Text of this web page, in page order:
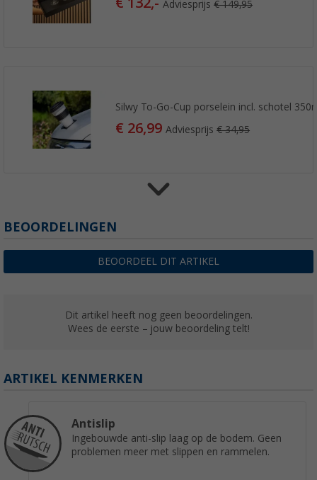
Adviesprijs€ 149,95
Silwy To-Go-Cup porselein incl. schotel
€ 26,99Adviesprijs€ 34,95
Silwy magnetische kunststof schalen
€ 30,99Adviesprijs€ 39,95
BEOORDELINGEN
BEOORDEEL DIT ARTIKEL
Dit artikel heeft nog geen beoordelingen.
Wees de eerste – jouw beoordeling telt!
ARTIKEL KENMERKEN
Antislip
Ingebouwde anti-slip laag op de bodem. Geen
problemen meer met slippen en rammelen.